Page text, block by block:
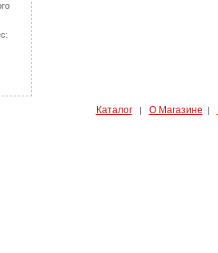
Каталог| О Магазине |